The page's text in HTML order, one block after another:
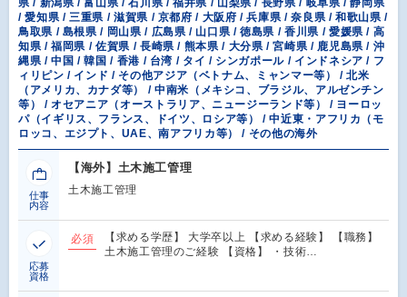
/ 愛知県 / 三重県 / 滋賀県 / 京都府 / 大阪府 / 兵庫県 / 奈良県 / 和歌山県 /
鳥取県 / 島根県 / 岡山県 / 広島県 / 山口県 / 徳島県 / 香川県 / 愛媛県 / 高
知県 / 福岡県 / 佐賀県 / 長崎県 / 熊本県 / 大分県 / 宮崎県 / 鹿児島県 / 沖
縄県 / 中国 / 韓国 / 香港 / 台湾 / タイ / シンガポール / インドネシア / フ
ィリピン / インド / その他アジア（ベトナム、ミャンマー等） / 北米
（アメリカ、カナダ等） / 中南米（メキシコ、ブラジル、アルゼンチン
等） / オセアニア（オーストラリア、ニュージーランド等） / ヨーロッ
パ（イギリス、フランス、ドイツ、ロシア等） / 中近東・アフリカ（モ
ロッコ、エジプト、UAE、南アフリカ等） / その他の海外
仕事
内容
【海外】土木施工管理
土木施工管理
応募
資格
必須
【求める学歴】 大学卒以上 【求める経験】 【職務】
土木施工管理のご経験 【資格】 ・技術…